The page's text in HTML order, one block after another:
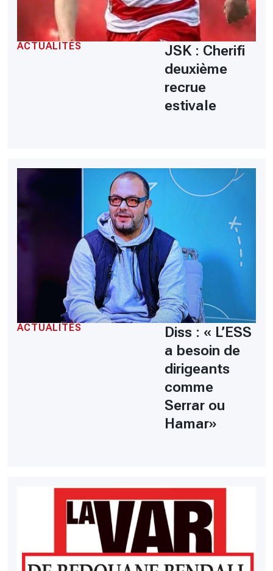
ACTUALITÉS
JSK : Cherifi
deuxième
recrue
estivale
ACTUALITÉS
Diss : « L’ESS
a besoin de
dirigeants
comme
Serrar ou
Hamar»